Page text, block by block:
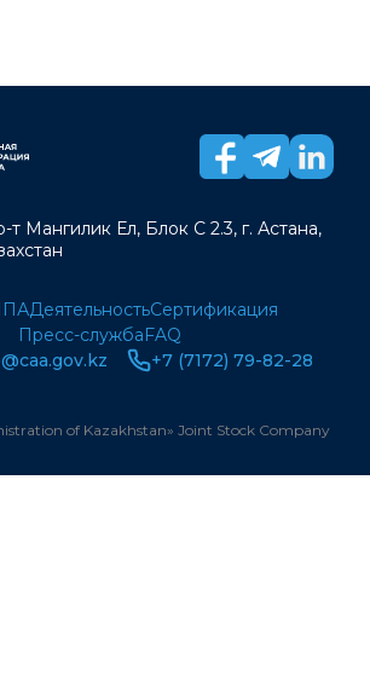
т Мангилик Ел, Блок С 2.3, г. Астана,
ДеятельностьСертификация
Пресс-службаFAQ
+7 (7172) 79-82-28
of Kazakhstan» Joint Stock Company